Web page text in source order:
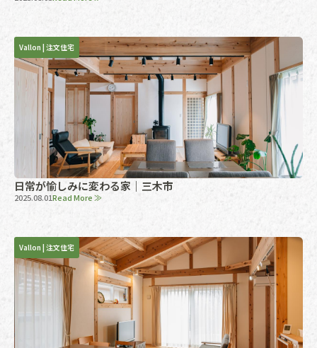
Vallon | 注文住宅
日常が愉しみに変わる家｜三木市
2025.08.01Read More ≫
Vallon | 注文住宅